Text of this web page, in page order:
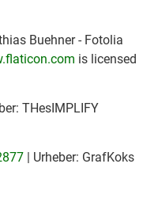
Buehner - Fotolia
is licensed
THesIMPLIFY
| Urheber: GrafKoks